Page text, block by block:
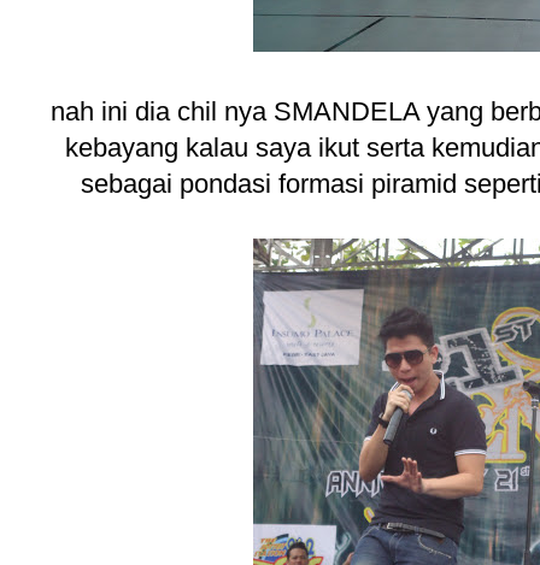
nah ini dia chil nya SMANDELA yang
kebayang kalau saya ikut serta
sebagai pondasi formasi piramid